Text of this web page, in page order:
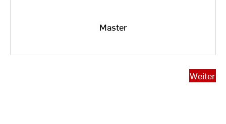
Master
Weiter